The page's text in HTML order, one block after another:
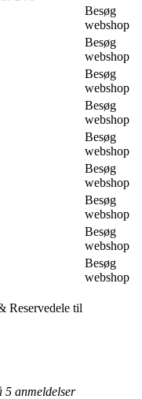
Besøg
webshop
Besøg
webshop
Besøg
webshop
Besøg
webshop
Besøg
webshop
Besøg
webshop
Besøg
webshop
Besøg
webshop
Besøg
webshop
Reservedele til
5 anmeldelser